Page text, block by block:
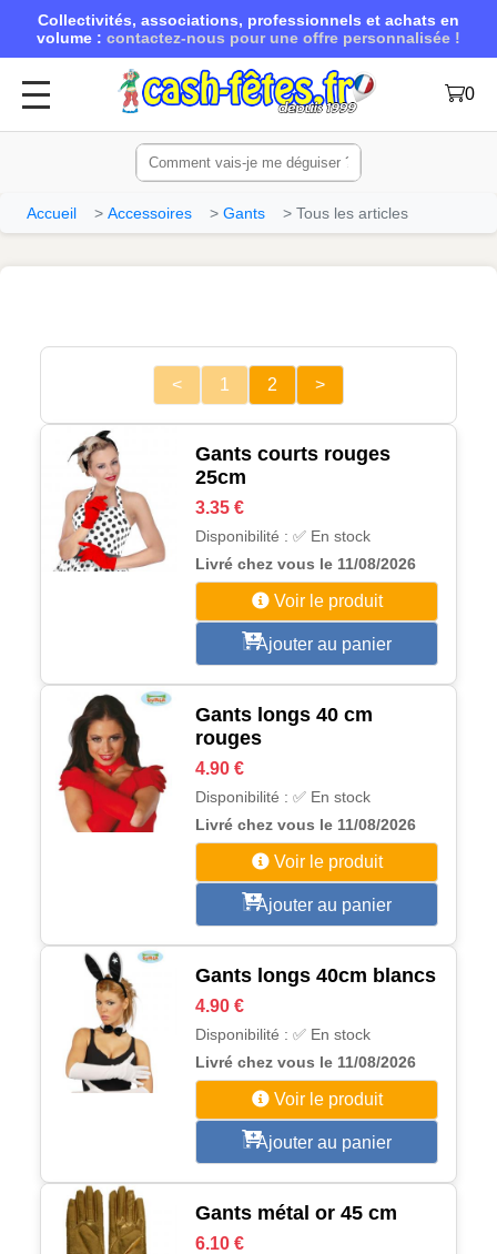
Collectivités, associations, professionnels et achats en
volume : contactez-nous pour une offre personnalisée !
0
Accueil Accessoires Gants Tous les articles
< 1 2 >
Gants courts rouges
25cm
3.35 €
Disponibilité : ✅ En stock
Livré chez vous le 11/08/2026
Voir le produit
Ajouter au panier
Gants longs 40 cm
rouges
4.90 €
Disponibilité : ✅ En stock
Livré chez vous le 11/08/2026
Voir le produit
Ajouter au panier
Gants longs 40cm blancs
4.90 €
Disponibilité : ✅ En stock
Livré chez vous le 11/08/2026
Voir le produit
Ajouter au panier
Gants métal or 45 cm
6.10 €